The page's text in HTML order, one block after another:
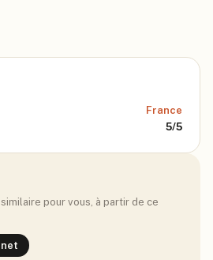
France
5/5
pour vous, à partir de ce